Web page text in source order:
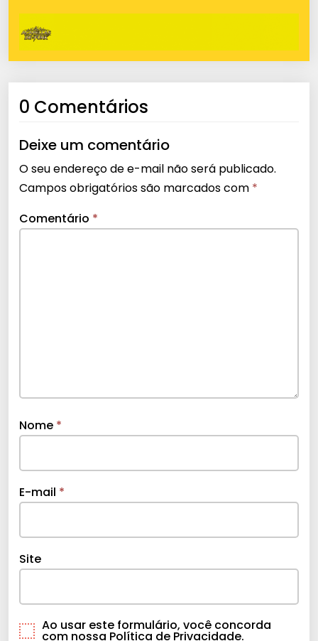
0 Comentários
Deixe um comentário
O seu endereço de e-mail não será publicado.
Campos obrigatórios são marcados com *
Comentário *
Nome *
E-mail *
Site
Ao usar este formulário, você concorda
com nossa Política de Privacidade.